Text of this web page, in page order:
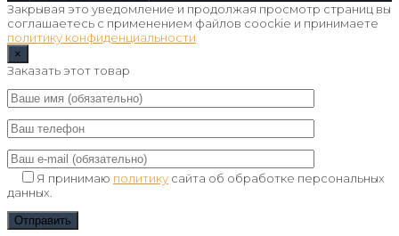
Закрывая это уведомление и продолжая просмотр страниц вы
соглашаетесь с применением файлов coockie и принимаете
политику конфиденциальности
×
Заказать этот товар
Я принимаю политику сайта об обработке персональных
данных.